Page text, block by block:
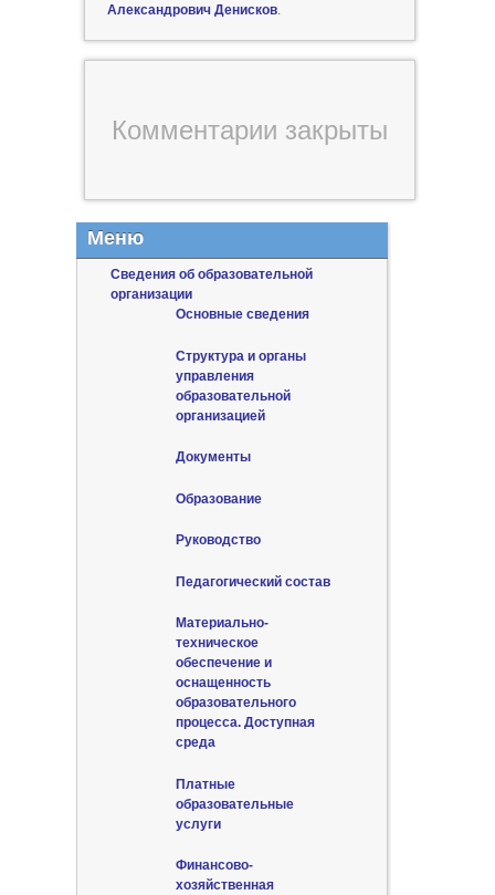
Александрович Денисков.
Комментарии закрыты
Меню
Сведения об образовательной
организации
Основные сведения
Структура и органы
управления
образовательной
организацией
Документы
Образование
Руководство
Педагогический состав
Материально-
техническое
обеспечение и
оснащенность
образовательного
процесса. Доступная
среда
Платные
образовательные
услуги
Финансово-
хозяйственная